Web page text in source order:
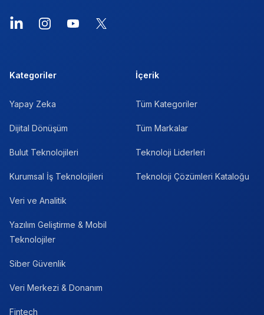
LinkedInInstagramYouTube
X
Kategoriler
Yapay Zeka
Dijital Dönüşüm
Bulut Teknolojileri
Kurumsal İş Teknolojileri
Veri ve Analitik
Yazılım Geliştirme & Mobil
Teknolojiler
Siber Güvenlik
Veri Merkezi & Donanım
Fintech
İçerik
Tüm Kategoriler
Tüm Markalar
Teknoloji Liderleri
Teknoloji Çözümleri Kataloğu